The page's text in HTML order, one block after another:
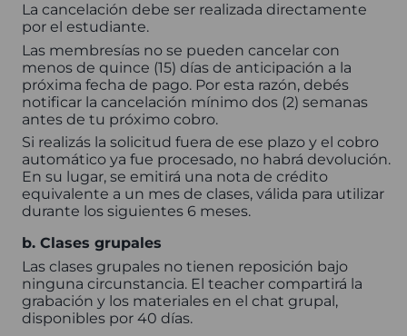
La cancelación debe ser realizada directamente
por el estudiante.
Las membresías no se pueden cancelar con
menos de quince (15) días de anticipación a la
próxima fecha de pago. Por esta razón, debés
notificar la cancelación mínimo dos (2) semanas
antes de tu próximo cobro.
Si realizás la solicitud fuera de ese plazo y el cobro
automático ya fue procesado, no habrá devolución.
En su lugar, se emitirá una nota de crédito
equivalente a un mes de clases, válida para utilizar
durante los siguientes 6 meses.
b. Clases grupales
Las clases grupales no tienen reposición bajo
ninguna circunstancia. El teacher compartirá la
grabación y los materiales en el chat grupal,
disponibles por 40 días.